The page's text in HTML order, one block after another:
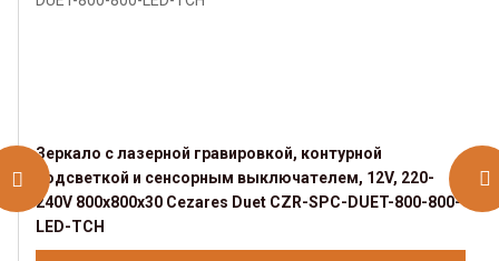
Зеркало с лазерной гравировкой, контурной
подсветкой и сенсорным выключателем, 12V, 220-
240V 800x800x30 Cezares Duet CZR-SPC-DUET-800-800-
LED-TCH